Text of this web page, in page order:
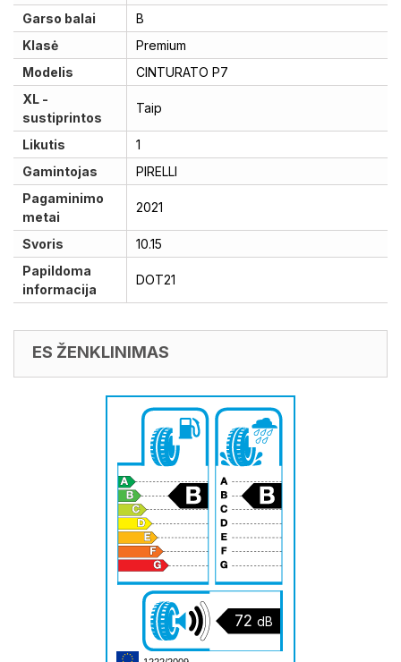
Garso balai
B
Klasė
Premium
Modelis
CINTURATO P7
XL -
sustiprintos
Taip
Likutis
1
Gamintojas
PIRELLI
Pagaminimo
metai
2021
Svoris
10.15
Papildoma
informacija
DOT21
ES ŽENKLINIMAS
72 dB